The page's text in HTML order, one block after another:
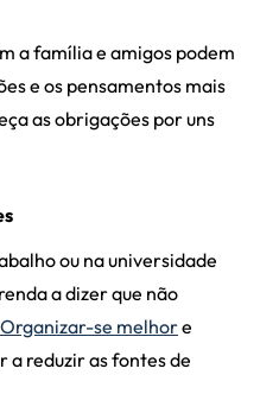
a família e amigos podem
e os pensamentos mais
as obrigações por uns
ou na universidade
a dizer que não
Organizar-se melhore
reduzir as fontes de